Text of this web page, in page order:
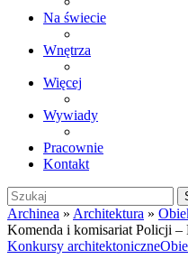
Na świecie
Wnętrza
Więcej
Wywiady
Pracownie
Kontakt
Archinea » Architektura »
Komenda i komisariat Policji
Konkursy architektoniczne